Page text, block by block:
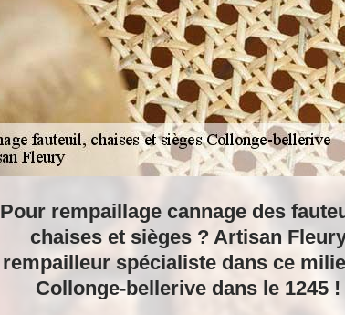
Pour rempaillage cannage des
chaises et sièges ? Artisan
rempailleur spécialiste dans ce
Collonge-bellerive dans le 1245 !